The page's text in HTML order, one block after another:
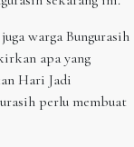
warga Bungurasih
apa yang
Hari Jadi
perlu membuat